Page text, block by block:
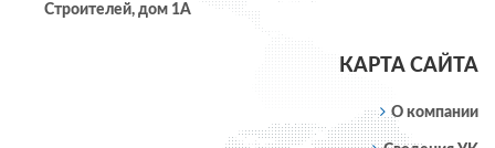
Строителей, дом 1А
КАРТА САЙТА
О компании